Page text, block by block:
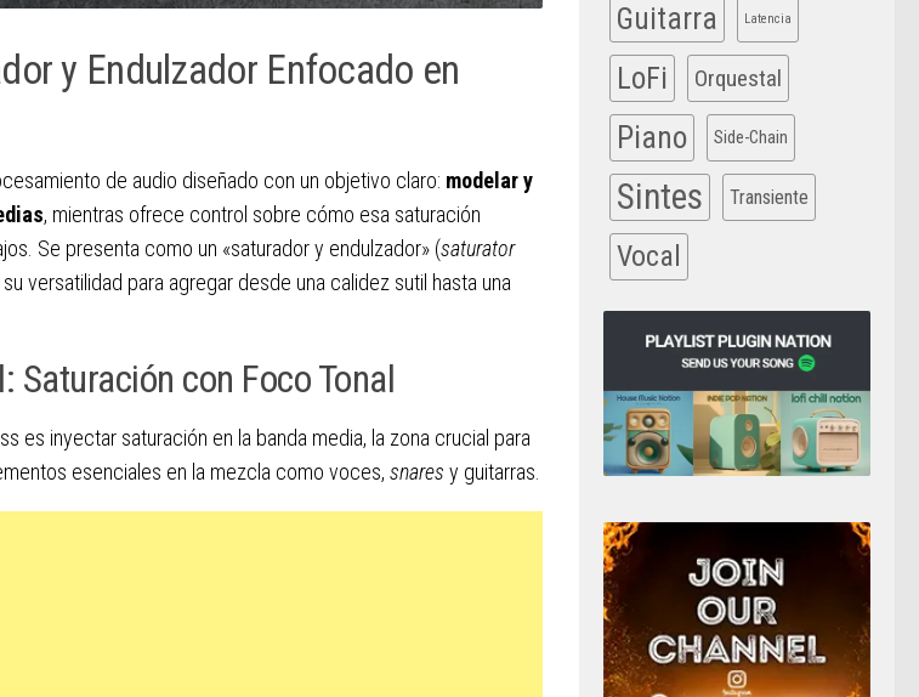
y Endulzador Enfocado en
de audio diseñado con un objetivo claro: modelar y
, mientras ofrece control sobre cómo esa saturación
Se presenta como un «saturador y endulzador» (saturator
versatilidad para agregar desde una calidez sutil hasta una
Saturación con Foco Tonal
es inyectar saturación en la banda media, la zona crucial para
esenciales en la mezcla como voces, snares y guitarras.
Guitarra Latencia
LoFi Orquestal
Piano Side-Chain
Sintes Transiente
Vocal